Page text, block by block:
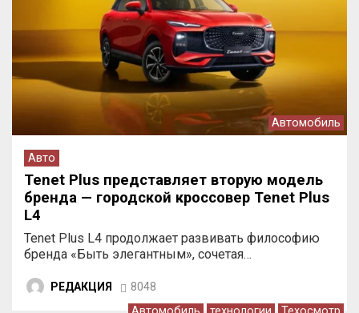
Автомобиль
Авто
Tenet Plus представляет вторую модель
бренда — городской кроссовер Tenet Plus
L4
Tenet Plus L4 продолжает развивать философию
бренда «Быть элегантным», сочетая…
РЕДАКЦИЯ 8048